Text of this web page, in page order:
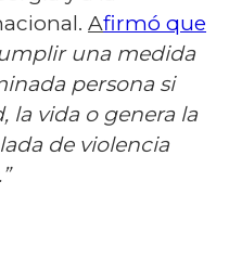
Afirmó que
una medida
persona si
la vida o genera la
de violencia